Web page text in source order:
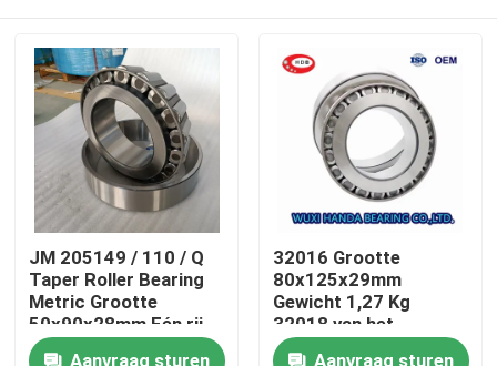
JM 205149 / 110 / Q
Taper Roller Bearing
Metric Grootte
50x90x28mm Eén rij
0.748kgs
Aanvraag sturen
32016 Grootte
80x125x29mm
Gewicht 1,27 Kg
32018 van het
Verminderde Rollager
Aanvraag sturen